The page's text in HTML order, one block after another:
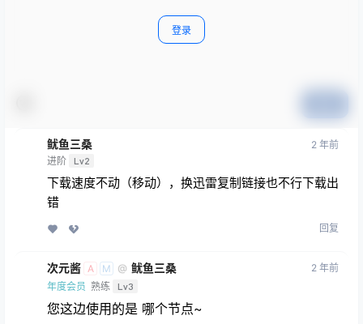
登录
鱿鱼三桑
进阶 Lv2
2 年前
下载速度不动（移动），换迅雷复制链接也不行下载出
错
回复
次元酱 A M @ 鱿鱼三桑
年度会员 熟练 Lv3
2 年前
您这边使用的是 哪个节点~